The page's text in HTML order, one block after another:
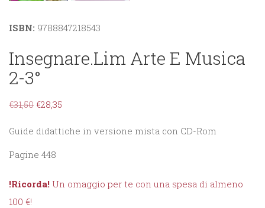
ISBN: 9788847218543
Insegnare.Lim Arte E Musica
2-3°
€31,50 €28,35
Guide didattiche in versione mista con CD-Rom
Pagine 448
!Ricorda! Un omaggio per te con una spesa di almeno
100 €!